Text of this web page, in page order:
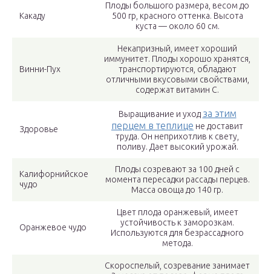
Какаду
Плоды большого размера, весом до
500 гр, красного оттенка. Высота
куста — около 60 см.
Винни-Пух
Некапризный, имеет хороший
иммунитет. Плоды хорошо хранятся,
транспортируются, обладают
отличными вкусовыми свойствами,
содержат витамин С.
Здоровье
Выращивание и уход за этим
перцем в теплице не доставит
труда. Он неприхотлив к свету,
поливу. Дает высокий урожай.
Калифорнийское
чудо
Плоды созревают за 100 дней с
момента пересадки рассады перцев.
Масса овоща до 140 гр.
Оранжевое чудо
Цвет плода оранжевый, имеет
устойчивость к заморозкам.
Используются для безрассадного
метода.
Скороспелый, созревание занимает